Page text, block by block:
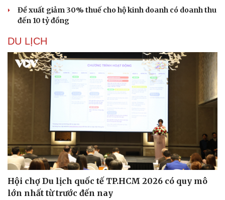
Hạt giống tâm hồn
Đề xuất giảm 30% thuế cho hộ kinh doanh có doanh thu
đến 10 tỷ đồng
DU LỊCH
Hội chợ Du lịch quốc tế TP.HCM 2026 có quy mô
lớn nhất từ trước đến nay